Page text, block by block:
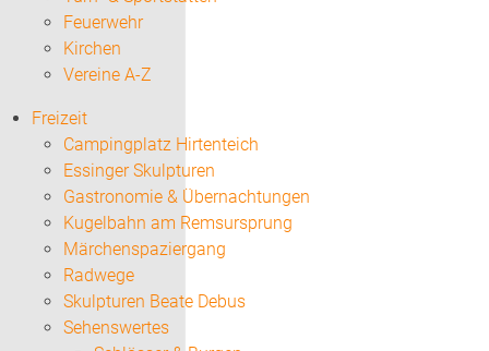
Feuerwehr
Kirchen
Vereine A-Z
Freizeit
Campingplatz Hirtenteich
Essinger Skulpturen
Gastronomie & Übernachtungen
Kugelbahn am Remsursprung
Märchenspaziergang
Radwege
Skulpturen Beate Debus
Sehenswertes